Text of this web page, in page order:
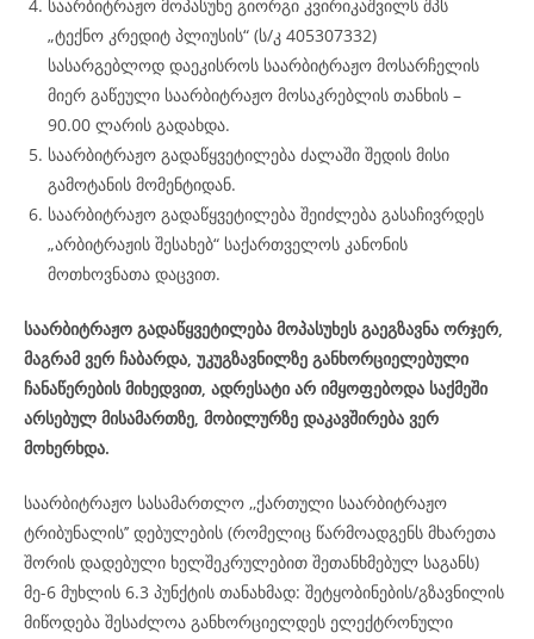
საარბიტრაჟო მოპასუხე გიორგი კვირიკაშვილს შპს
„ტექნო კრედიტ პლიუსის“ (ს/კ 405307332)
სასარგებლოდ დაეკისროს საარბიტრაჟო მოსარჩელის
მიერ გაწეული საარბიტრაჟო მოსაკრებლის თანხის –
90.00 ლარის გადახდა.
საარბიტრაჟო გადაწყვეტილება ძალაში შედის მისი
გამოტანის მომენტიდან.
საარბიტრაჟო გადაწყვეტილება შეიძლება გასაჩივრდეს
„არბიტრაჟის შესახებ“ საქართველოს კანონის
მოთხოვნათა დაცვით.
საარბიტრაჟო გადაწყვეტილება მოპასუხეს გაეგზავნა ორჯერ,
მაგრამ ვერ ჩაბარდა, უკუგზავნილზე განხორციელებული
ჩანაწერების მიხედვით, ადრესატი არ იმყოფებოდა საქმეში
არსებულ მისამართზე, მობილურზე დაკავშირება ვერ
მოხერხდა.
საარბიტრაჟო სასამართლო ,,ქართული საარბიტრაჟო
ტრიბუნალის’’ დებულების (რომელიც წარმოადგენს მხარეთა
შორის დადებული ხელშეკრულებით შეთანხმებულ საგანს)
მე-6 მუხლის 6.3 პუნქტის თანახმად: შეტყობინების/გზავნილის
მიწოდება შესაძლოა განხორციელდეს ელექტრონული